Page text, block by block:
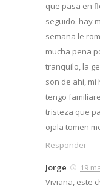
que pasa en
seguido. hay
semana le
mucha pena
tranquilo, la
son de ahi,
tengo
tristeza que
ojala tomen
Responder
Jorge
19
Viviana, este